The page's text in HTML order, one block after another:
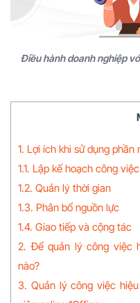
Điều hành doanh nghiệp
1. Lợi ích khi sử dụng
1.1. Lập kế hoạch công việc
1.2. Quản lý thời gian
1.3. Phân bổ nguồn lực
1.4. Giao tiếp và cộng tác
2. Để quản lý công việc
nào?
3. Quản lý công việc